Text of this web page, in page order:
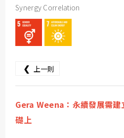
Synergy Correlation
❮ 上一則
Gera Weena：永續發展需建
礎上